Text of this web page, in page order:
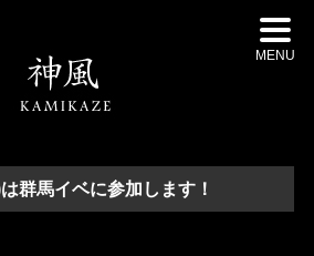
MENU
群馬イベに参加します！